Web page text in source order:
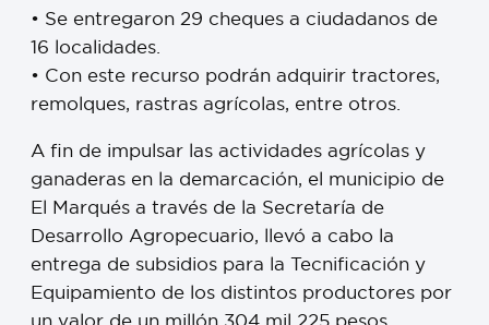
• Se entregaron 29 cheques a ciudadanos de
16 localidades.
• Con este recurso podrán adquirir tractores,
remolques, rastras agrícolas, entre otros.
A fin de impulsar las actividades agrícolas y
ganaderas en la demarcación, el municipio de
El Marqués a través de la Secretaría de
Desarrollo Agropecuario, llevó a cabo la
entrega de subsidios para la Tecnificación y
Equipamiento de los distintos productores por
un valor de un millón 304 mil 225 pesos.